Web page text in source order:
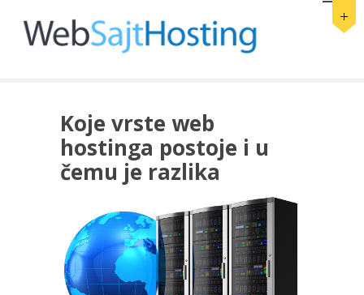
Koje vrste web
hostinga postoje i u
čemu je razlika